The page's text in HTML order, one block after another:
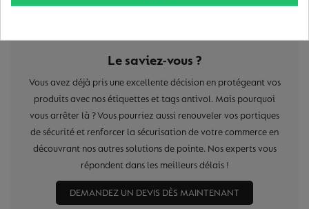
Le saviez-vous ?
Vous avez déjà pris une excellente décision en protégeant vos
produits avec nos étiquettes et tags antivol. Mais pourquoi
vous arrêter là ? Vous pourriez aussi renouveler vos portiques
de sécurité et renforcer la sécurisation de votre commerce en
découvrant nos autres solutions de pointe. Nos experts vous
répondent dans les meilleurs délais !
DEMANDEZ UN DEVIS DÈS MAINTENANT